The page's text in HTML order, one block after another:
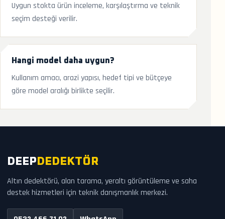
Uygun stokta ürün inceleme, karşılaştırma ve teknik
seçim desteği verilir.
Hangi model daha uygun?
Kullanım amacı, arazi yapısı, hedef tipi ve bütçeye
göre model aralığı birlikte seçilir.
DEEP DEDEKTÖR
Altın dedektörü, alan tarama, yeraltı görüntüleme ve saha
destek hizmetleri için teknik danışmanlık merkezi.